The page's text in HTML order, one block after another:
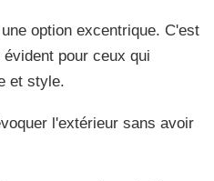
option excentrique. C'est
pour ceux qui
et style.
l'extérieur sans avoir